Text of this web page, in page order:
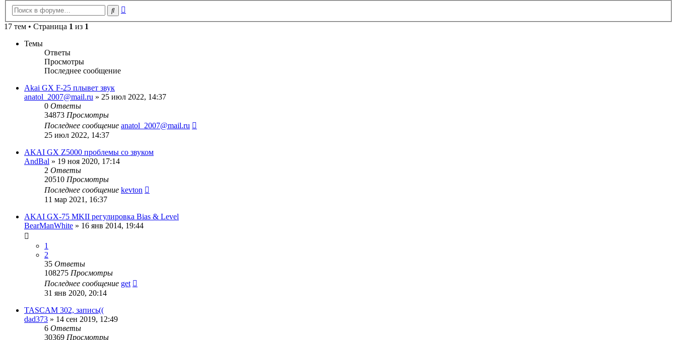
Поиск
17 тем • Страница 1 из 1
Темы
Ответы
Просмотры
Последнее сообщение
Akai GX F-25 плывет звук
anatol_2007@mail.ru » 25 июл 2022, 14:37
0 Ответы
34873 Просмотры
Последнее сообщение anatol_2007@mail.ru
25 июл 2022, 14:37
AKAI GX Z5000 проблемы со звуком
AndBal » 19 ноя 2020, 17:14
2 Ответы
20510 Просмотры
Последнее сообщение kevton
11 мар 2021, 16:37
AKAI GX-75 MKII регулировка Bias & Level
BearManWhite » 16 янв 2014, 19:44
1
2
35 Ответы
108275 Просмотры
Последнее сообщение get
31 янв 2020, 20:14
TASCAM 302, запись((
dad373 » 14 сен 2019, 12:49
6 Ответы
30369 Просмотры